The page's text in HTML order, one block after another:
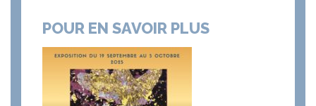
POUR EN SAVOIR PLUS